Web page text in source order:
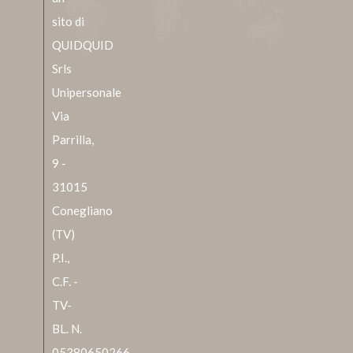
sito di
QUIDQUID
Srls
Unipersonale
Via
Parrilla,
9 -
31015
Conegliano
(TV)
P.I.,
C.F. -
TV-
BL. N.